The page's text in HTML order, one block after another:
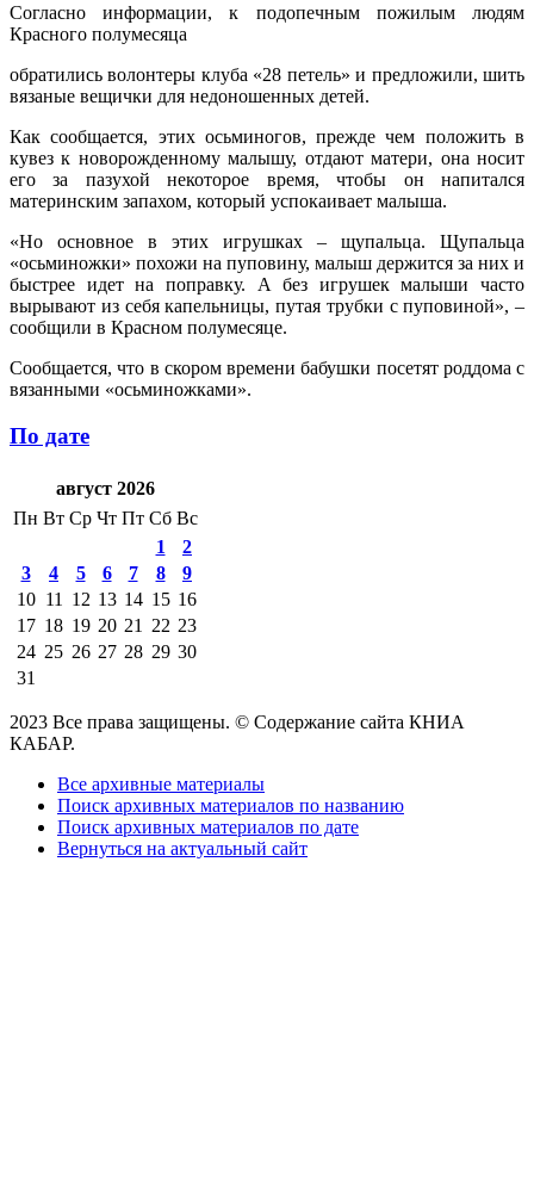
Согласно информации, к подопечным пожилым людям
Красного полумесяца
обратились волонтеры клуба «28 петель» и предложили, шить
вязаные вещички для недоношенных детей.
Как сообщается, этих осьминогов, прежде чем положить в
кувез к новорожденному малышу, отдают матери, она носит
его за пазухой некоторое время, чтобы он напитался
материнским запахом, который успокаивает малыша.
«Но основное в этих игрушках – щупальца. Щупальца
«осьминожки» похожи на пуповину, малыш держится за них и
быстрее идет на поправку. А без игрушек малыши часто
вырывают из себя капельницы, путая трубки с пуповиной», –
сообщили в Красном полумесяце.
Сообщается, что в скором времени бабушки посетят роддома с
вязанными «осьминожками».
По дате
август 2026
Пн Вт Ср Чт Пт Сб Вс
1
2
3
4 5 6 7 8
9
10 11 12 13 14 15 16
17 18 19 20 21 22 23
24 25 26 27 28 29 30
31
2023 Все права защищены. © Содержание сайта КНИА
КАБАР.
Все архивные материалы
Поиск архивных материалов по названию
Поиск архивных материалов по дате
Вернуться на актуальный сайт